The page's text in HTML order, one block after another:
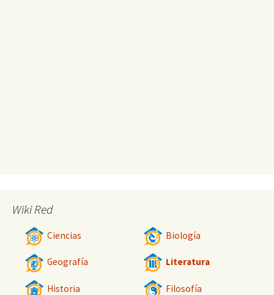
Wiki Red
Ciencias Biología
Geografía Literatura
Historia Filosofía